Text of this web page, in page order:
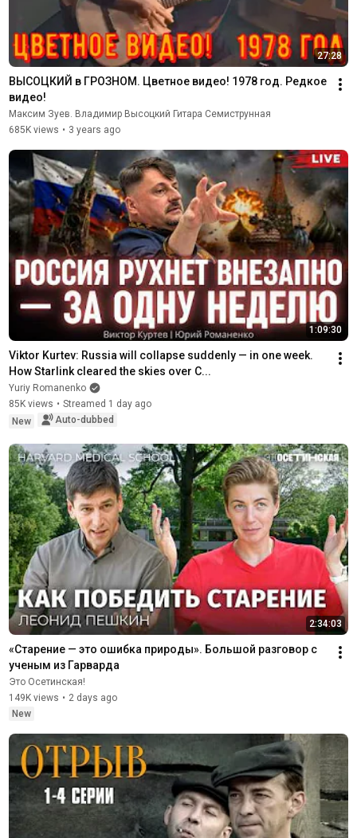
27:28
ВЫСОЦКИЙ в ГРОЗНОМ. Цветное видео! 1978 год. Редкое
видео!
Максим Зуев. Владимир Высоцкий Гитара Семиструнная
685K views • 3 years ago
1:09:30
Viktor Kurtev: Russia will collapse suddenly — in one week.
How Starlink cleared the skies over C...
Yuriy Romanenko
85K views • Streamed 1 day ago
New
Auto-dubbed
2:34:03
«Старение — это ошибка природы». Большой разговор с
ученым из Гарварда
Это Осетинская!
149K views • 2 days ago
New